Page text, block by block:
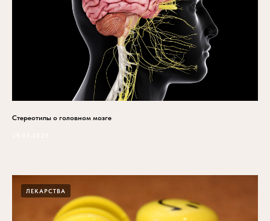
Стереотипы о головном мозге
ЛЕКАРСТВА